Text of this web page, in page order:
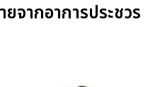
จากอาการประชวร